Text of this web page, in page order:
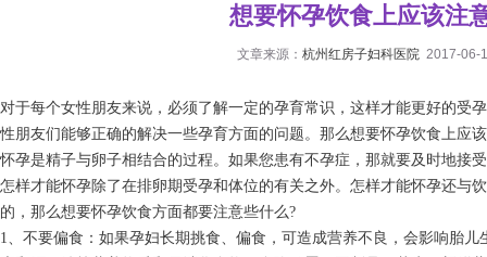
想要怀孕饮食上应该注
文章来源： 杭州红房子妇科医院 2017-06-
对于每个女性朋友来说，必须了解一定的孕育常识，这样才能更好的受
性朋友们能够正确的解决一些孕育方面的问题。那么想要怀孕饮食上应
怀孕是精子与卵子相结合的过程。如果您患有不孕症，那就要及时地接
怎样才能怀孕除了在排卵期受孕和体位的有关之外。怎样才能怀孕还与
的，那么想要怀孕饮食方面都要注意些什么?
1、不要偏食：如果孕妇长期挑食、偏食，可造成营养不良，会影响胎